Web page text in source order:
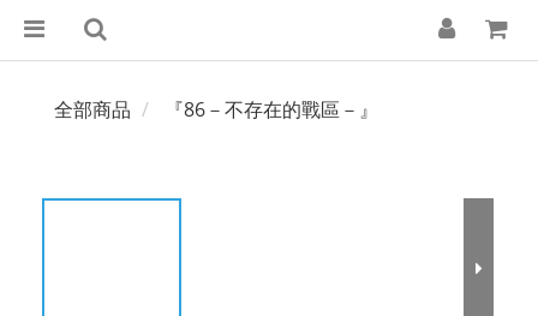
全部商品 『86－不存在的戰區－』